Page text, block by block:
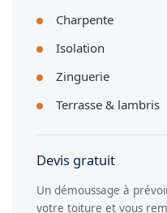
Charpente
Isolation
Zinguerie
Terrasse & lambris
Devis gratuit
Un démoussage à
votre toiture et vous